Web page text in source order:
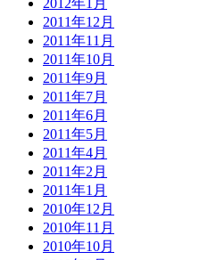
2012年1月
2011年12月
2011年11月
2011年10月
2011年9月
2011年7月
2011年6月
2011年5月
2011年4月
2011年2月
2011年1月
2010年12月
2010年11月
2010年10月